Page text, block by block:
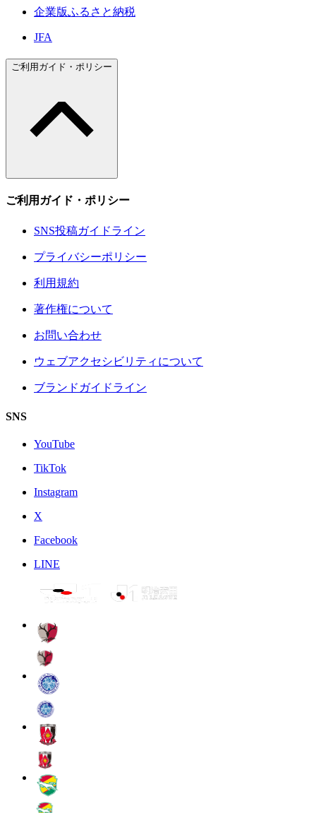
企業版ふるさと納税
JFA
ご利用ガイド・ポリシー
ご利用ガイド・ポリシー
SNS投稿ガイドライン
プライバシーポリシー
利用規約
著作権について
お問い合わせ
ウェブアクセシビリティについて
ブランドガイドライン
SNS
YouTube
TikTok
Instagram
X
Facebook
LINE